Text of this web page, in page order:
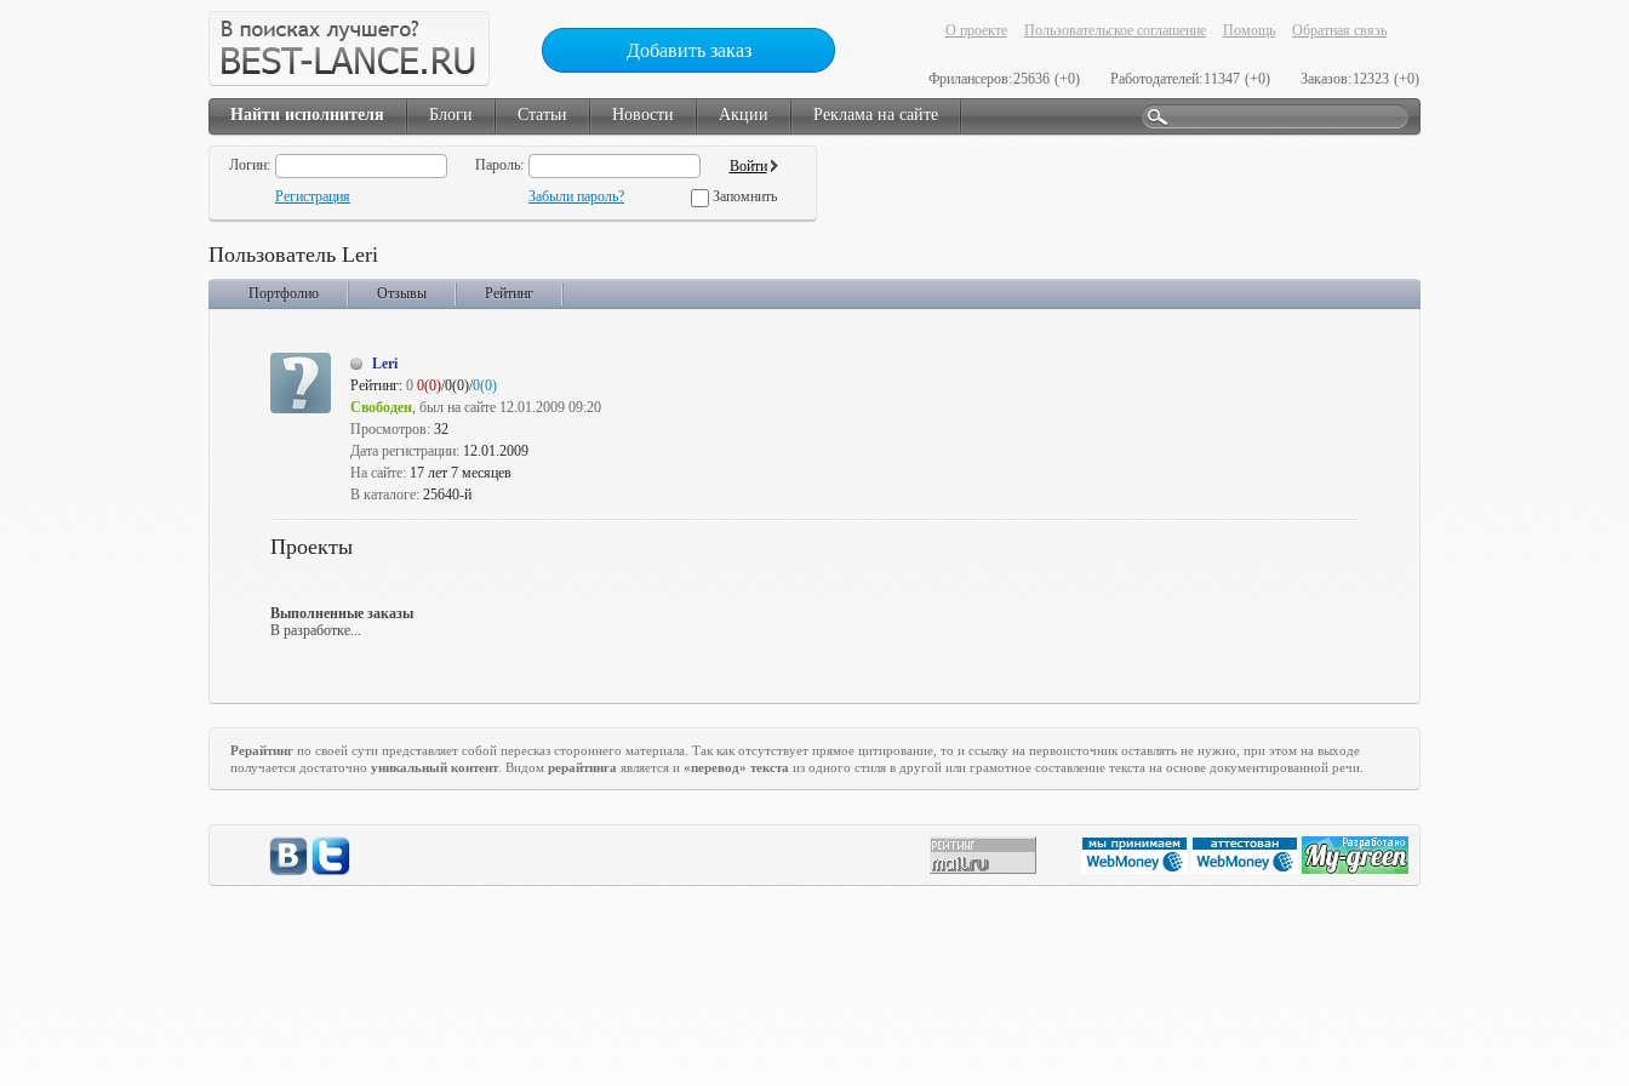
Добавить заказ
О проекте Пользовательское соглашение Помощь Обратная связь
Фрилансеров:25636 (+0) Работодателей:11347 (+0) Заказов:12323 (+0)
Найти исполнителя Блоги Статьи Новости Акции Реклама на сайте
Логин:
Пароль:
Регистрация
Забыли пароль? Запомнить
Пользователь Leri
Портфолио Отзывы Рейтинг
Leri
Рейтинг: 0 0(0)/0(0)/0(0)
Свободен, был на сайте 12.01.2009 09:20
Просмотров: 32
Дата регистрации: 12.01.2009
На сайте: 17 лет 7 месяцев
В каталоге: 25640-й
Проекты
Выполненные заказы
В разработке...
Рерайтинг по своей сути представляет собой пересказ стороннего материала. Так как отсутствует прямое цитирование, то и ссылку на первоисточник оставлять не нужно, при этом на выходе
получается достаточно уникальный контент. Видом рерайтинга является и «перевод» текста из одного стиля в другой или грамотное составление текста на основе документированной речи.